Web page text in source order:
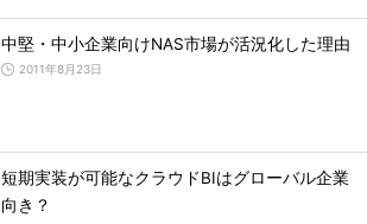
中堅・中小企業向けNAS市場が活況化した理由
2011年8月23日
短期実装が可能なクラウドBIはグローバル企業
向き？